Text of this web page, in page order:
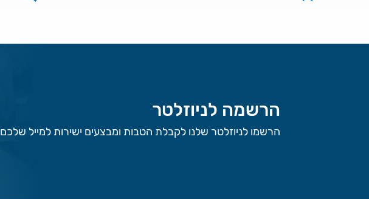
הרשמה לניוזלטר
הרשמו לניוזלטר שלנו לקבלת הטבות ומבצעים ישירות למייל שלכם